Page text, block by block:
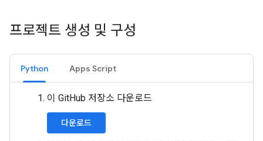
프로젝트 생성 및 구성
Python Apps Script
이 GitHub 저장소 다운로드
다운로드